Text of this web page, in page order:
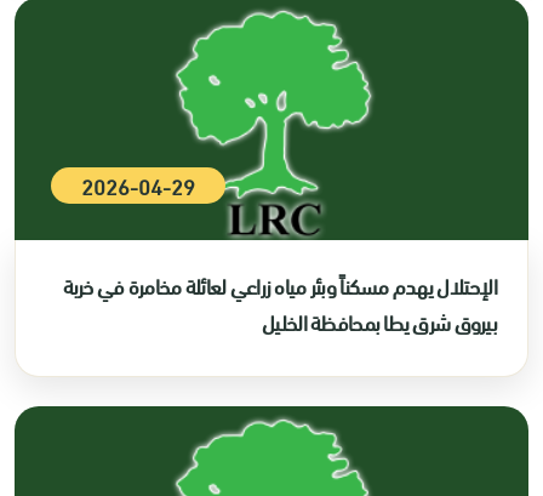
2026-04-29
الإحتلال يهدم مسكناً وبئر مياه زراعي لعائلة مخامرة في خربة
بيروق شرق يطا بمحافظة الخليل